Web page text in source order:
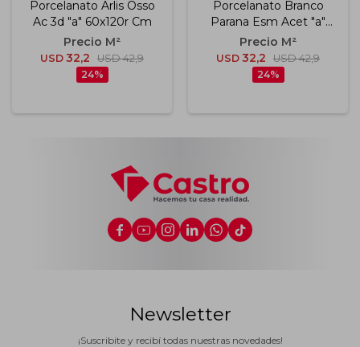
Porcelanato Arlis Osso
Ac 3d "a" 60x120r Cm
USD 32,2 USD 42,9
24
Porcelanato Branco
Parana Esm Acet "a"
60x120 Cm R
USD 32,2 USD 42,9
24
     
Newsletter
¡Suscribite y recibí todas nuestras novedades!